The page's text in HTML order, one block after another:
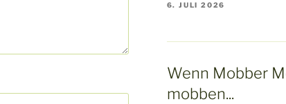
6. JULI 2026
Wenn Mobber
mobben...